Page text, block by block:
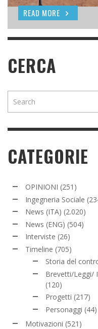
READ MORE
READ MORE
CERCA
CATEGORIE
OPINIONI (251)
Ingegneria Sociale
News (ITA) (2.020)
News (ENG) (504)
Interviste (26)
Timeline (705)
Storia del
Brevetti/Leggi/
(120)
Progetti (217)
Personaggi (44)
Motivazioni (521)